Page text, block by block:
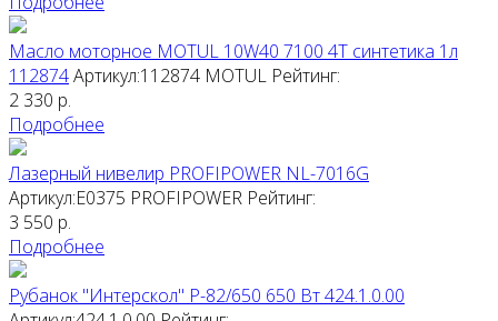
Масло моторное MOTUL 10W40 7100 4T синтетика 1л
112874Артикул:112874 MOTUL Рейтинг:
2 330 р.
Подробнее
Лазерный нивелир PROFIPOWER NL-7016G
Артикул:E0375 PROFIPOWER Рейтинг:
3 550 р.
Подробнее
Рубанок "Интерскол" Р-82/650 650 Вт 424.1.0.00